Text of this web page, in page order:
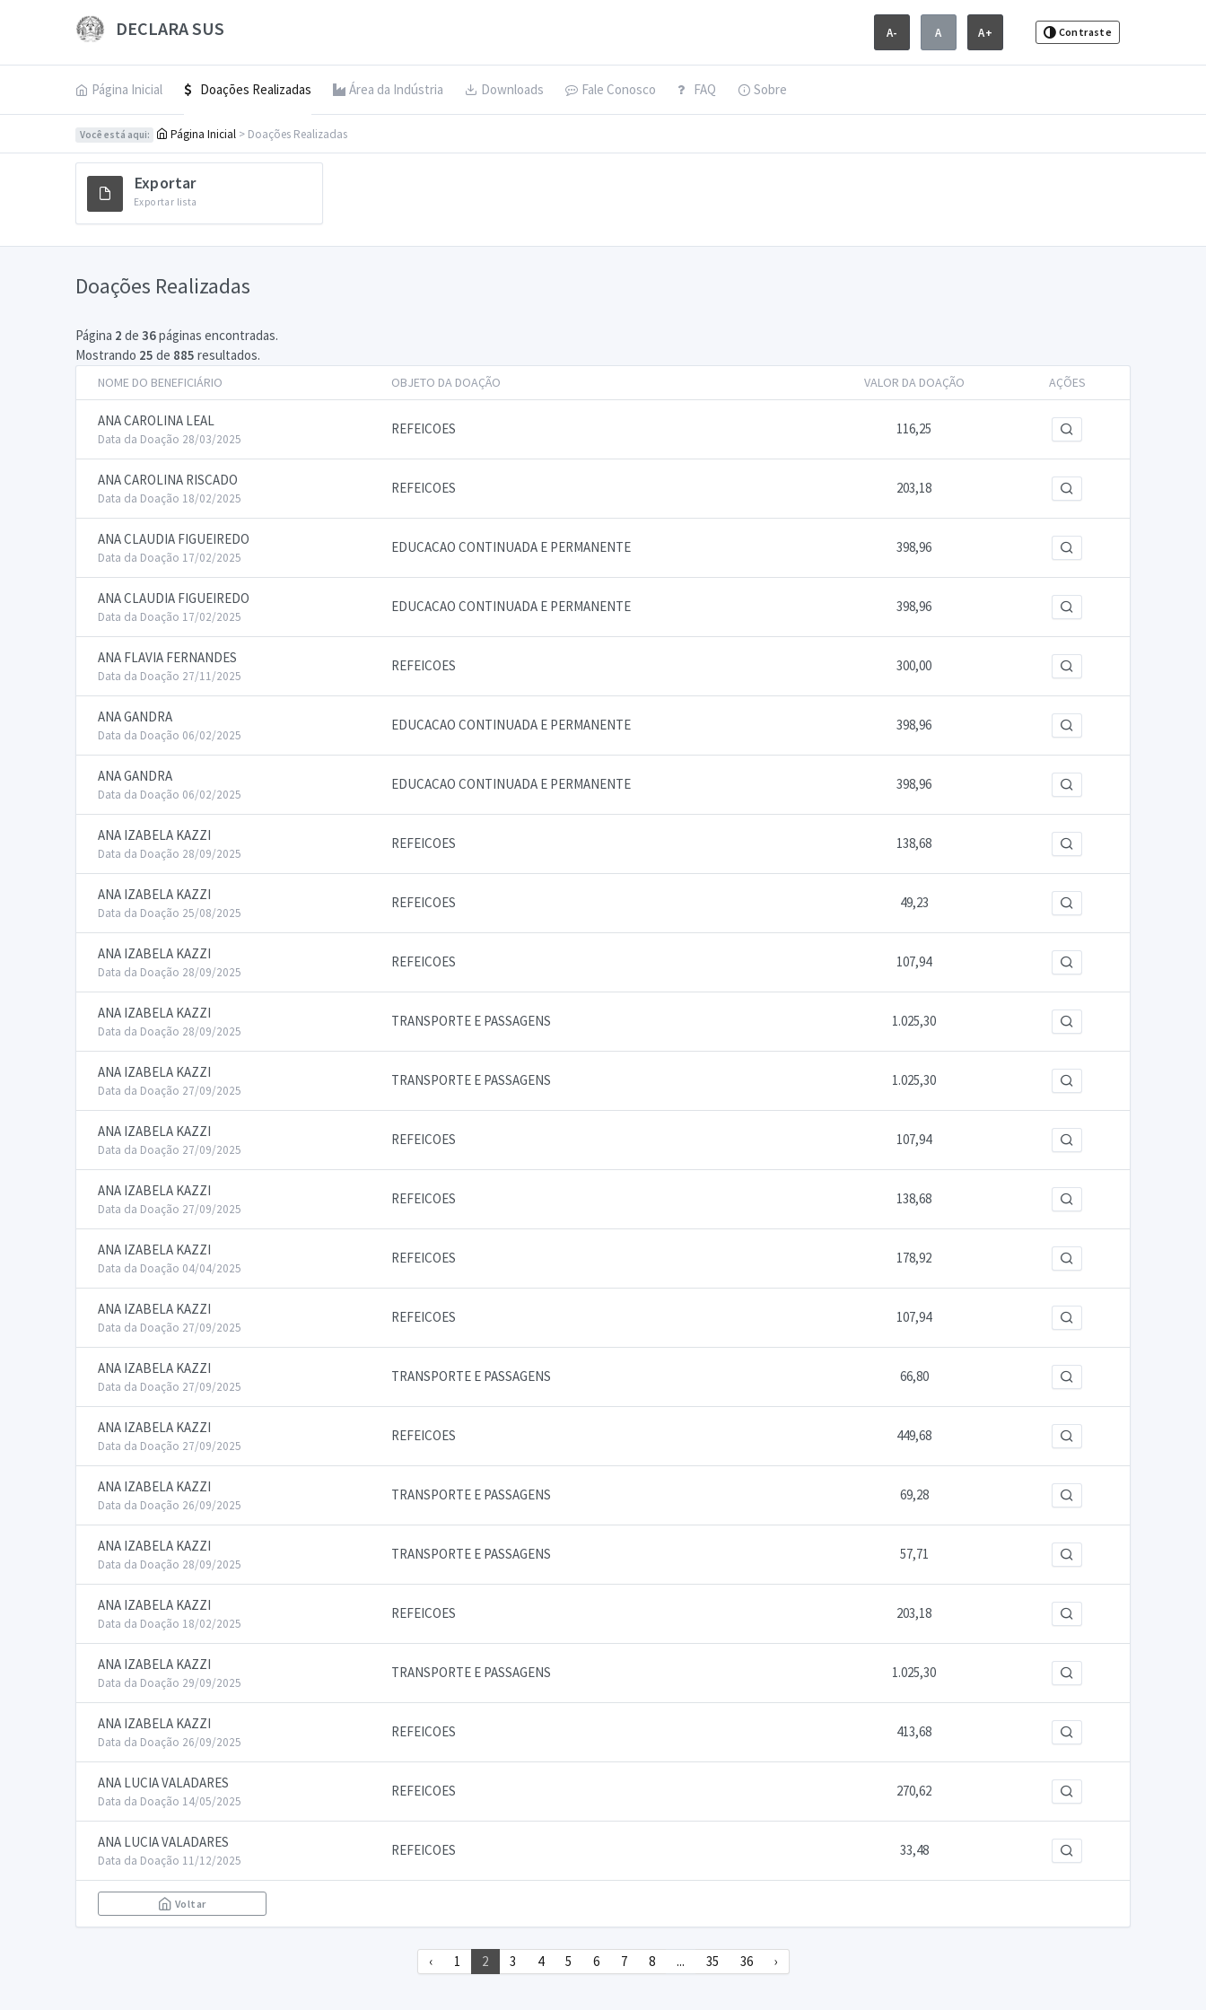
DECLARA SUS A- A A+ Contraste
Página Inicial Doações Realizadas Área da Indústria Downloads Fale Conosco FAQ Sobre
Você está aqui: Página Inicial > Doações Realizadas
Exportar
Exportar lista
Doações Realizadas
Página 2 de 36páginas encontradas.
Mostrando 25 de 885 resultados.
NOME DO BENEFICIÁRIO OBJETO DA DOAÇÃO VALOR DA DOAÇÃO AÇÕES
ANA CAROLINA LEAL
Data da Doação 28/03/2025
REFEICOES 116,25
ANA CAROLINA RISCADO
Data da Doação 18/02/2025
REFEICOES 203,18
ANA CLAUDIA FIGUEIREDO
Data da Doação 17/02/2025
EDUCACAO CONTINUADA E PERMANENTE 398,96
ANA CLAUDIA FIGUEIREDO
Data da Doação 17/02/2025
EDUCACAO CONTINUADA E PERMANENTE 398,96
ANA FLAVIA FERNANDES
Data da Doação 27/11/2025
REFEICOES 300,00
ANA GANDRA
Data da Doação 06/02/2025
EDUCACAO CONTINUADA E PERMANENTE 398,96
ANA GANDRA
Data da Doação 06/02/2025
EDUCACAO CONTINUADA E PERMANENTE 398,96
ANA IZABELA KAZZI
Data da Doação 28/09/2025
REFEICOES 138,68
ANA IZABELA KAZZI
Data da Doação 25/08/2025
REFEICOES 49,23
ANA IZABELA KAZZI
Data da Doação 28/09/2025
REFEICOES 107,94
ANA IZABELA KAZZI
Data da Doação 28/09/2025
TRANSPORTE E PASSAGENS 1.025,30
ANA IZABELA KAZZI
Data da Doação 27/09/2025
TRANSPORTE E PASSAGENS 1.025,30
ANA IZABELA KAZZI
Data da Doação 27/09/2025
REFEICOES 107,94
ANA IZABELA KAZZI
Data da Doação 27/09/2025
REFEICOES 138,68
ANA IZABELA KAZZI
Data da Doação 04/04/2025
REFEICOES 178,92
ANA IZABELA KAZZI
Data da Doação 27/09/2025
REFEICOES 107,94
ANA IZABELA KAZZI
Data da Doação 27/09/2025
TRANSPORTE E PASSAGENS 66,80
ANA IZABELA KAZZI
Data da Doação 27/09/2025
REFEICOES 449,68
ANA IZABELA KAZZI
Data da Doação 26/09/2025
TRANSPORTE E PASSAGENS 69,28
ANA IZABELA KAZZI
Data da Doação 28/09/2025
TRANSPORTE E PASSAGENS 57,71
ANA IZABELA KAZZI
Data da Doação 18/02/2025
REFEICOES 203,18
ANA IZABELA KAZZI
Data da Doação 29/09/2025
TRANSPORTE E PASSAGENS 1.025,30
ANA IZABELA KAZZI
Data da Doação 26/09/2025
REFEICOES 413,68
ANA LUCIA VALADARES
Data da Doação 14/05/2025
REFEICOES 270,62
ANA LUCIA VALADARES
Data da Doação 11/12/2025
REFEICOES 33,48
Voltar
‹ 1 2 3 4 5 6 7 8 ... 35 36 ›